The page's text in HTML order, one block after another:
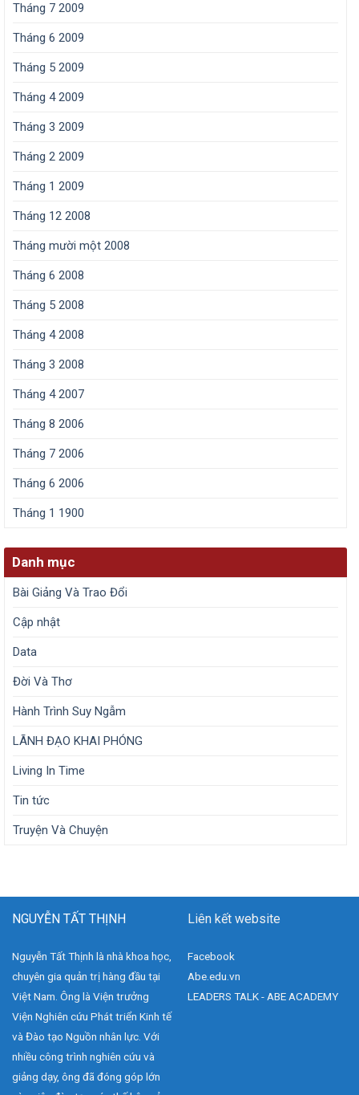
Tháng 7 2009
Tháng 6 2009
Tháng 5 2009
Tháng 4 2009
Tháng 3 2009
Tháng 2 2009
Tháng 1 2009
Tháng 12 2008
Tháng mười một 2008
Tháng 6 2008
Tháng 5 2008
Tháng 4 2008
Tháng 3 2008
Tháng 4 2007
Tháng 8 2006
Tháng 7 2006
Tháng 6 2006
Tháng 1 1900
Danh mục
Bài Giảng Và Trao Đổi
Cập nhật
Data
Đời Và Thơ
Hành Trình Suy Ngẫm
LÃNH ĐẠO KHAI PHÓNG
Living In Time
Tin tức
Truyện Và Chuyện
NGUYỄN TẤT THỊNH
Nguyễn Tất Thịnh là nhà khoa học,
chuyên gia quản trị hàng đầu tại
Việt Nam. Ông là Viện trưởng
Viện Nghiên cứu Phát triển Kinh tế
và Đào tạo Nguồn nhân lực. Với
nhiều công trình nghiên cứu và
giảng dạy, ông đã đóng góp lớn
Liên kết website
Facebook
Abe.edu.vn
LEADERS TALK - ABE ACADEMY